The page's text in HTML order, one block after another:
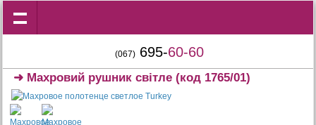
(067) 695-60-60
➜ Махровий рушник світле (код 1765/01)